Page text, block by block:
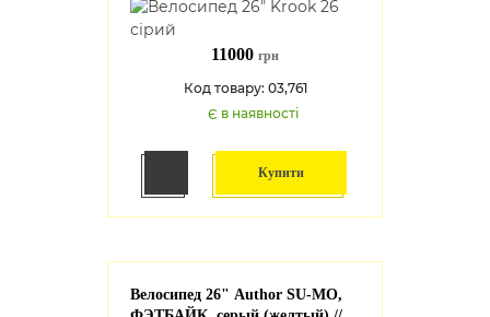
11000 грн
Код товару: 03,761
Є в наявності
Купити
Велосипед 26" Author SU-MO,